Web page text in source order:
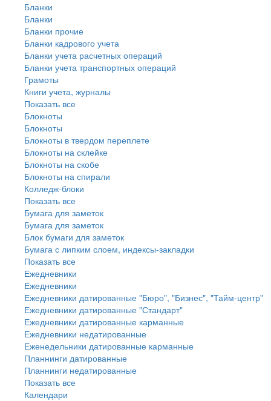
Бланки
Бланки
Бланки прочие
Бланки кадрового учета
Бланки учета расчетных операций
Бланки учета транспортных операций
Грамоты
Книги учета, журналы
Показать все
Блокноты
Блокноты
Блокноты в твердом переплете
Блокноты на склейке
Блокноты на скобе
Блокноты на спирали
Колледж-блоки
Показать все
Бумага для заметок
Бумага для заметок
Блок бумаги для заметок
Бумага с липким слоем, индексы-закладки
Показать все
Ежедневники
Ежедневники
Ежедневники датированные "Бюро", "Бизнес", "Тайм-центр"
Ежедневники датированные "Стандарт"
Ежедневники датированные карманные
Ежедневники недатированные
Еженедельники датированные карманные
Планнинги датированные
Планнинги недатированные
Показать все
Календари